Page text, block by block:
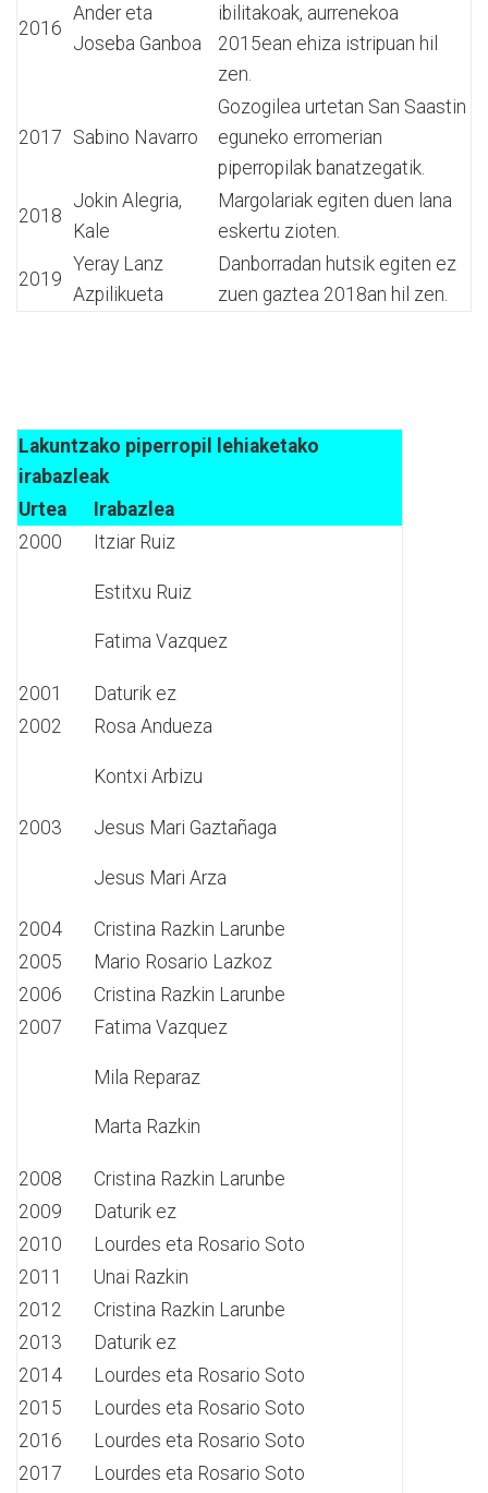
2016
Ander eta
Joseba Ganboa
ibilitakoak, aurrenekoa
2015ean ehiza istripuan hil
zen.
2017 Sabino Navarro
Gozogilea urtetan San Saastin
eguneko erromerian
piperropilak banatzegatik.
2018
Jokin Alegria,
Kale
Margolariak egiten duen lana
eskertu zioten.
2019
Yeray Lanz
Azpilikueta
Danborradan hutsik egiten ez
zuen gaztea 2018an hil zen.
Lakuntzako piperropil lehiaketako
irabazleak
Urtea
Irabazlea
2000
Itziar Ruiz
Estitxu Ruiz
Fatima Vazquez
2001
Daturik ez
2002
Rosa Andueza
Kontxi Arbizu
2003 Jesus Mari Gaztañaga
Jesus Mari Arza
2004
Cristina Razkin Larunbe
2005
Mario Rosario Lazkoz
2006
Cristina Razkin Larunbe
2007
Fatima Vazquez
Mila Reparaz
Marta Razkin
2008
Cristina Razkin Larunbe
2009
Daturik ez
2010
Lourdes eta Rosario Soto
2011
Unai Razkin
2012
Cristina Razkin Larunbe
2013
Daturik ez
2014
Lourdes eta Rosario Soto
2015
Lourdes eta Rosario Soto
2016
Lourdes eta Rosario Soto
2017
Lourdes eta Rosario Soto